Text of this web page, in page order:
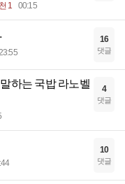
1 00:15
23:55
16
댓글
하는 국밥 라노벨
4
댓글
10
댓글